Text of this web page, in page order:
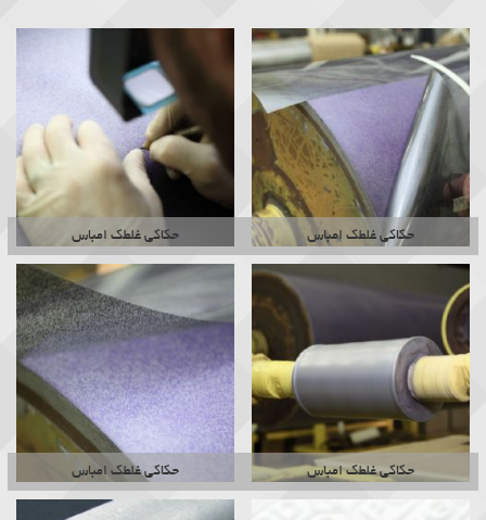
علم انحصاری در زمینه حکاکی قالب و غلطک بوده.
• اولین مرکز تخصصی حکاکی در کشور.
• قبول سفارش حکاکی از تمام نقاط ایران.
• افزایش کیفیت خدمات و ارایه خدمات ترمیمی رایگان پس از تحویل کار تا مدت
یک ماه.
حکاکی غلطک امباس حکاکی غلطک امباس
حکاکی غلطک امباس حکاکی غلطک امباس